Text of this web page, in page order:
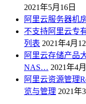
2021年5月16日
阿里云服务器机
不支持阿里云专
列表 2021年4月
阿里云存储产品
NAS… 2021年4
阿里云资源管理
览与管理 2021年